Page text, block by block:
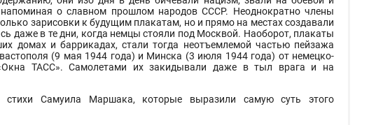
о славном прошлом народов СССР. Неоднократно члены
зарисовки к будущим плакатам, но и прямо на местах создавали
даже в те дни, когда немцы стояли под Москвой. Наоборот, плакаты
домах и баррикадах, стали тогда неотъемлемой частью пейзажа
(9 мая 1944 года) и Минска (3 июля 1944 года) от немецко-
ТАСС». Самолетами их закидывали даже в тыл врага и на
Самуила Маршака, которые выразили самую суть этого